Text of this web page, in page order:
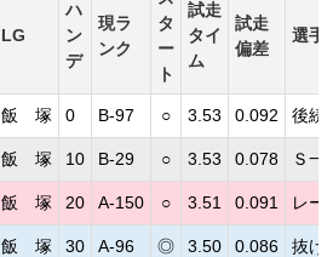
LG
ハ
ン
デ
現ラ
ンク
タ
ー
ト
試走
タイ
ム
試走
偏差
選手
飯 塚 0 B-97 ○ 3.53 0.092 後続
飯 塚 10 B-29 ○ 3.53 0.078 Ｓ一
飯 塚 20 A-150 ○ 3.51 0.091 レー
飯 塚 30 A-96 ◎ 3.50 0.086 抜け